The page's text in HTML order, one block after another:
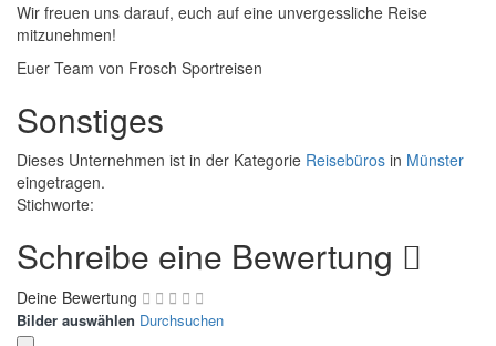
Wir freuen uns darauf, euch auf eine unvergessliche Reise
mitzunehmen!
Euer Team von Frosch Sportreisen
Sonstiges
Dieses Unternehmen ist in der Kategorie Reisebüros in Münster
eingetragen.
Stichworte:
Schreibe eine Bewertung
Deine Bewertung
Bilder auswählen Durchsuchen